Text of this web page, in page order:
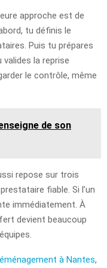
approche est de
tu définis le
Puis tu prépares
la reprise
le contrôle, même
de son
repose sur trois
fiable. Si l’un
immédiatement. À
devient beaucoup
à Nantes,